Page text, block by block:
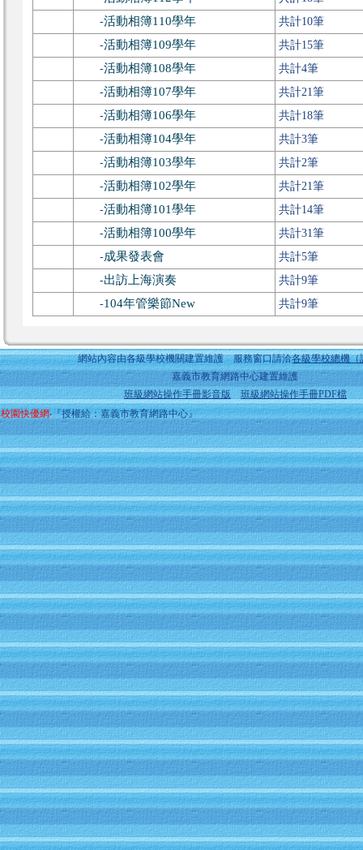
-活動相簿110學年
共計10筆
-活動相簿109學年
共計15筆
-活動相簿108學年
共計4筆
-活動相簿107學年
共計21筆
-活動相簿106學年
共計18筆
-活動相簿104學年
共計3筆
-活動相簿103學年
共計2筆
-活動相簿102學年
共計21筆
-活動相簿101學年
共計14筆
-活動相簿100學年
共計31筆
-成果發表會
共計5筆
-出訪上海演奏
共計9筆
-104年管樂節New 共計9筆
網站內容由各級學校機關建置維護 服務窗口請洽各級學校總機（
嘉義市教育網路中心建置維護
班級網站操作手冊影音版
班級網站操作手冊PDF檔
校園快優網‧『授權給：嘉義市教育網路中心』